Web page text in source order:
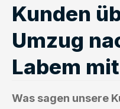
Kunden
Umzug
Labem
Was sagen unsere